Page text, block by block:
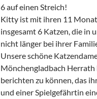
6 auf einen Streich!
Kitty ist mit ihren 11
insgesamt 6 Katzen, die in
nicht länger bei ihrer
Unsere schöne
Mönchengladbach Herrath
berichten zu können, das
und einer Spielgefährtin